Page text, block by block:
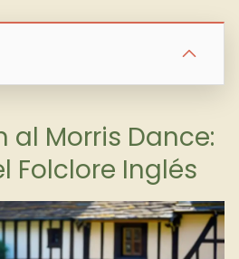
Morris Dance:
Folclore Inglés